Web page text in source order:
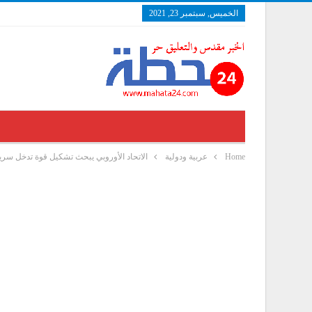
الخميس, سبتمبر 23, 2021
Home عربية ودولية الاتحاد الأوروبي يبحث تشكيل قوة تدخل سريع قوامها